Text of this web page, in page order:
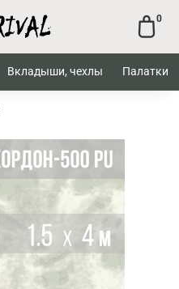
0
Вкладыши, чехлы Палатки